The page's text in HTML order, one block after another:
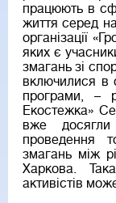
працюють в
життя серед
організації
яких є
змагань зі
включилися в
програми, –
Екостежка»
вже досягли
проведення
змагань між
Харкова.
активістів